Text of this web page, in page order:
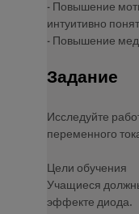
- Повышение
интуитивно
- Повышение
Задание
Исследуйте
переменного
Цели обучения
Учащиеся
эффекте диода.